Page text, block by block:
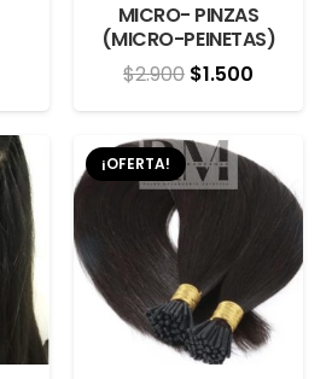
MICRO- PINZAS
(MICRO-PEINETAS)
$2.900 El
precio
original
era:
$1.500
precio
es:
$1.500.
¡OFERTA!